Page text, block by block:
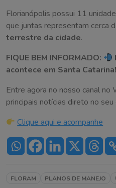
Florianópolis possui 11
que juntas representam cerca
terrestre da cidade.
FIQUE BEM INFORMADO:
acontece em Santa Catarina!
Entre agora no nosso canal
principais notícias direto no seu
Clique aqui e acompanhe
FLORAM PLANOS DE MANEJO